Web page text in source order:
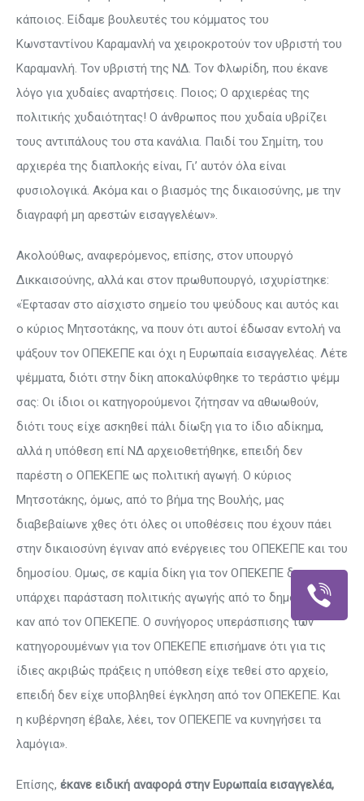
κάποιος. Είδαμε βουλευτές του κόμματος του
Κωνσταντίνου Καραμανλή να χειροκροτούν τον υβριστή του
Καραμανλή. Τον υβριστή της ΝΔ. Τον Φλωρίδη, που έκανε
λόγο για χυδαίες αναρτήσεις. Ποιος; Ο αρχιερέας της
πολιτικής χυδαιότητας! Ο άνθρωπος που χυδαία υβρίζει
τους αντιπάλους του στα κανάλια. Παιδί του Σημίτη, του
αρχιερέα της διαπλοκής είναι, Γι’ αυτόν όλα είναι
φυσιολογικά. Ακόμα και ο βιασμός της δικαιοσύνης, με την
διαγραφή μη αρεστών εισαγγελέων».
Ακολούθως, αναφερόμενος, επίσης, στον υπουργό
Δικκαισούνης, αλλά και στον πρωθυπουργό, ισχυρίστηκε:
«Έφτασαν στο αίσχιστο σημείο του ψεύδους και αυτός και
ο κύριος Μητσοτάκης, να πουν ότι αυτοί έδωσαν εντολή να
ψάξουν τον ΟΠΕΚΕΠΕ και όχι η Ευρωπαία εισαγγελέας. Λέτε
ψέμματα, διότι στην δίκη αποκαλύφθηκε το τεράστιο ψέμμ
σας: Οι ίδιοι οι κατηγορούμενοι ζήτησαν να αθωωθούν,
διότι τους είχε ασκηθεί πάλι δίωξη για το ίδιο αδίκημα,
αλλά η υπόθεση επί ΝΔ αρχειοθετήθηκε, επειδή δεν
παρέστη ο ΟΠΕΚΕΠΕ ως πολιτική αγωγή. Ο κύριος
Μητσοτάκης, όμως, από το βήμα της Βουλής, μας
διαβεβαίωνε χθες ότι όλες οι υποθέσεις που έχουν πάει
στην δικαιοσύνη έγιναν από ενέργειες του ΟΠΕΚΕΠΕ και του
δημοσίου. Ομως, σε καμία δίκη για τον ΟΠΕΚΕΠΕ δεν
υπάρχει παράσταση πολιτικής αγωγής από το δημόσιο. Ούτε
καν από τον ΟΠΕΚΕΠΕ. Ο συνήγορος υπεράσπισης των
κατηγορουμένων για τον ΟΠΕΚΕΠΕ επισήμανε ότι για τις
ίδιες ακριβώς πράξεις η υπόθεση είχε τεθεί στο αρχείο,
επειδή δεν είχε υποβληθεί έγκληση από τον ΟΠΕΚΕΠΕ. Και
η κυβέρνηση έβαλε, λέει, τον ΟΠΕΚΕΠΕ να κυνηγήσει τα
λαμόγια».
Επίσης, έκανε ειδική αναφορά στην Ευρωπαία εισαγγελέα,